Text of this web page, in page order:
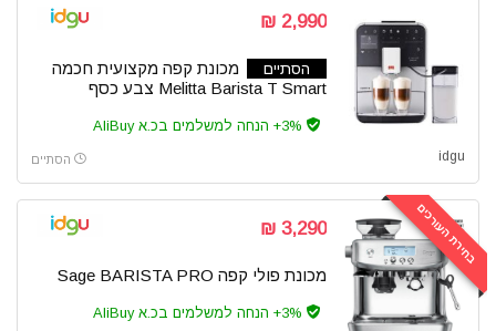
2,990 ₪
הסתיים
מכונת קפה מקצועית חכמה
Melitta Barista T Smart צבע כסף
idgu הסתיים
בחירת העורכים 3,290 ₪
מכונת פולי קפה Sage BARISTA PRO